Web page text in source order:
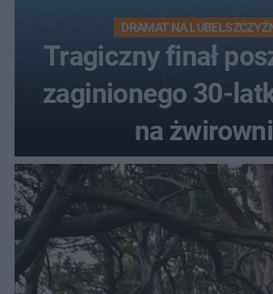
DRAMAT NA
Tragiczny finał
zaginionego 30-
na żwirowni